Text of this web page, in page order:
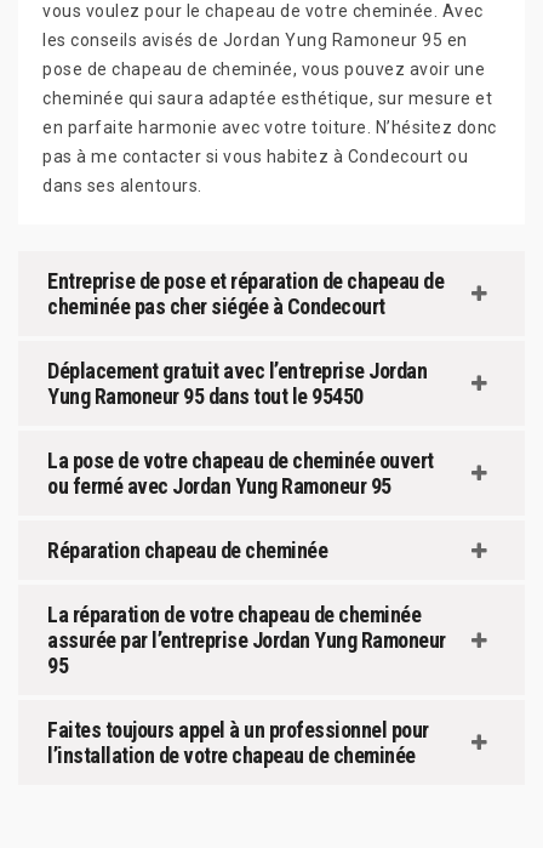
vous voulez pour le chapeau de votre cheminée. Avec
les conseils avisés de Jordan Yung Ramoneur 95 en
pose de chapeau de cheminée, vous pouvez avoir une
cheminée qui saura adaptée esthétique, sur mesure et
en parfaite harmonie avec votre toiture. N’hésitez donc
pas à me contacter si vous habitez à Condecourt ou
dans ses alentours.
Entreprise de pose et réparation de chapeau de
cheminée pas cher siégée à Condecourt
Déplacement gratuit avec l’entreprise Jordan
Yung Ramoneur 95 dans tout le 95450
La pose de votre chapeau de cheminée ouvert
ou fermé avec Jordan Yung Ramoneur 95
Réparation chapeau de cheminée
La réparation de votre chapeau de cheminée
assurée par l’entreprise Jordan Yung Ramoneur
95
Faites toujours appel à un professionnel pour
l’installation de votre chapeau de cheminée